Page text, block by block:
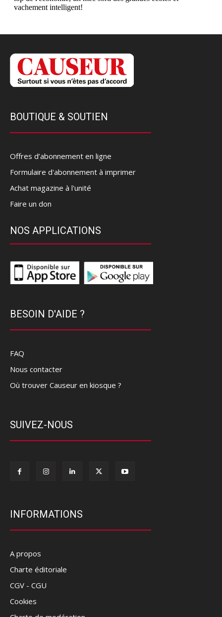
BOUTIQUE & SOUTIEN
Offres d’abonnement en ligne
Formulaire d'abonnement à imprimer
Achat magazine à l'unité
Faire un don
NOS APPLICATIONS
BESOIN D'AIDE ?
FAQ
Nous contacter
Où trouver Causeur en kiosque ?
SUIVEZ-NOUS
INFORMATIONS
A propos
Charte éditoriale
CGV - CGU
Cookies